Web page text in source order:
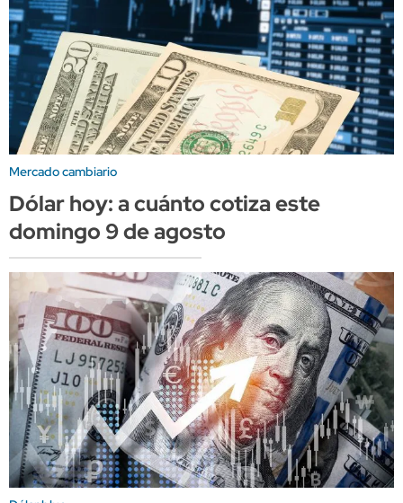
Mercado cambiario
Dólar hoy: a cuánto cotiza este
domingo 9 de agosto